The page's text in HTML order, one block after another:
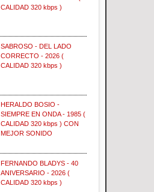
CALIDAD 320 kbps )
SABROSO - DEL LADO
CORRECTO - 2026 (
CALIDAD 320 kbps )
HERALDO BOSIO -
SIEMPRE EN ONDA - 1985 (
CALIDAD 320 kbps ) CON
MEJOR SONIDO
FERNANDO BLADYS - 40
ANIVERSARIO - 2026 (
CALIDAD 320 kbps )